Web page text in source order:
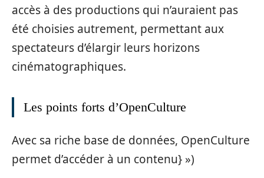
accès à des productions qui n’auraient pas
été choisies autrement, permettant aux
spectateurs d’élargir leurs horizons
cinématographiques.
Les points forts d’OpenCulture
Avec sa riche base de données, OpenCulture
permet d’accéder à un contenu} »)